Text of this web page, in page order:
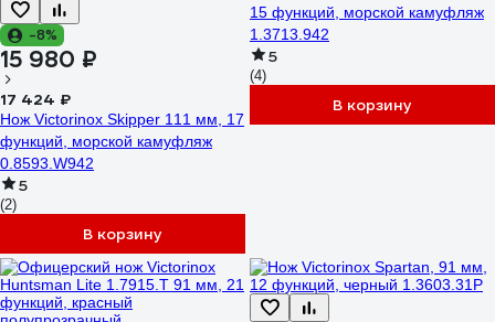
-8%
15 980 ₽
17 424 ₽
Нож Victorinox Skipper 111 мм, 17
функций, морской камуфляж
0.8593.W942
5
(2)
В корзину
15 функций, морской камуфляж
1.3713.942
5
(4)
В корзину